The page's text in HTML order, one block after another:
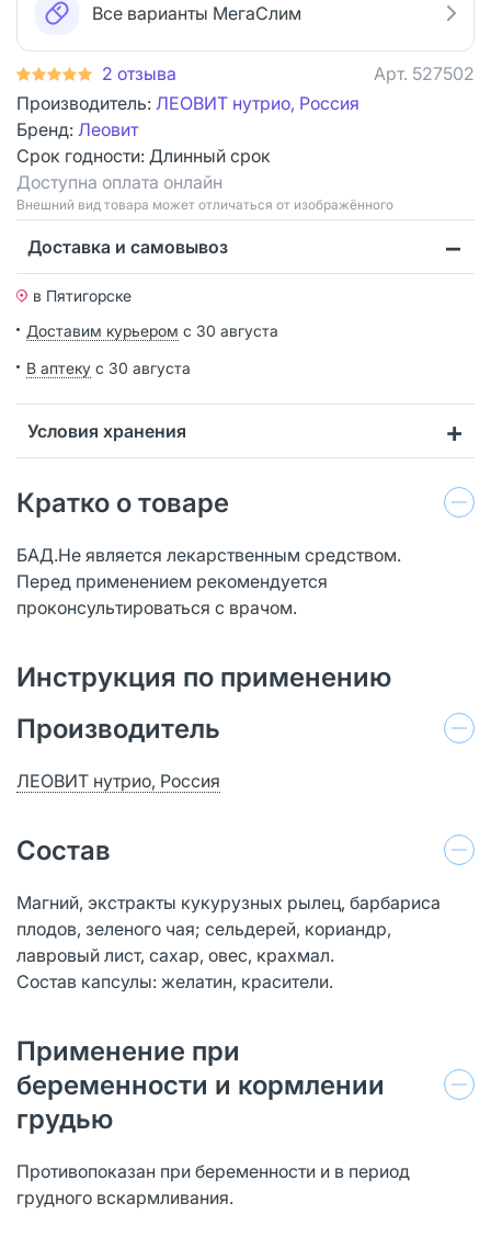
Все варианты МегаСлим
2 отзыва Арт. 527502
Производитель: ЛЕОВИТ нутрио, Россия
Бренд: Леовит
Срок годности: Длинный срок
Доступна оплата онлайн
Bнешний вид товара может отличаться от изображённого
Доставка и самовывоз
в Пятигорске
Доставим курьером с 30 августа
В аптеку с 30 августа
Условия хранения
Кратко о товаре
БАД.Не является лекарственным средством.
Перед применением рекомендуется
проконсультироваться с врачом.
Инструкция по применению
Производитель
ЛЕОВИТ нутрио, Россия
Состав
Магний, экстракты кукурузных рылец, барбариса
плодов, зеленого чая; сельдерей, кориандр,
лавровый лист, сахар, овес, крахмал.
Состав капсулы: желатин, красители.
Применение при
беременности и кормлении
грудью
Противопоказан при беременности и в период
грудного вскармливания.